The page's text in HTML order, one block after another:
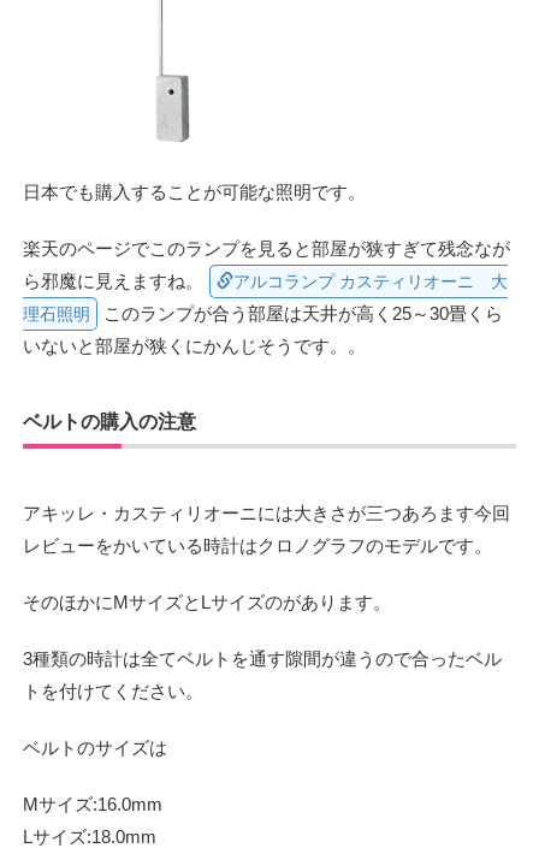
日本でも購入することが可能な照明です。
楽天のページでこのランプを見ると部屋が狭すぎて残念なが
ら邪魔に見えますね。
アルコランプ カスティリオーニ 大
理石照明
このランプが合う部屋は天井が高く25～30畳くら
いないと部屋が狭くにかんじそうです。。
ベルトの購入の注意
アキッレ・カスティリオーニには大きさが三つあろます今回
レビューをかいている時計はクロノグラフのモデルです。
そのほかにMサイズとLサイズのがあります。
3種類の時計は全てベルトを通す隙間が違うので合ったベル
トを付けてください。
ベルトのサイズは
Mサイズ:16.0mm
Lサイズ:18.0mm